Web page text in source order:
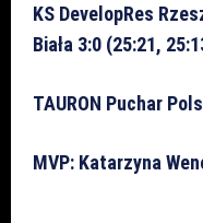
KS DevelopRes
Biała 3:0 (25:21,
TAURON Puchar
MVP: Katarzyna